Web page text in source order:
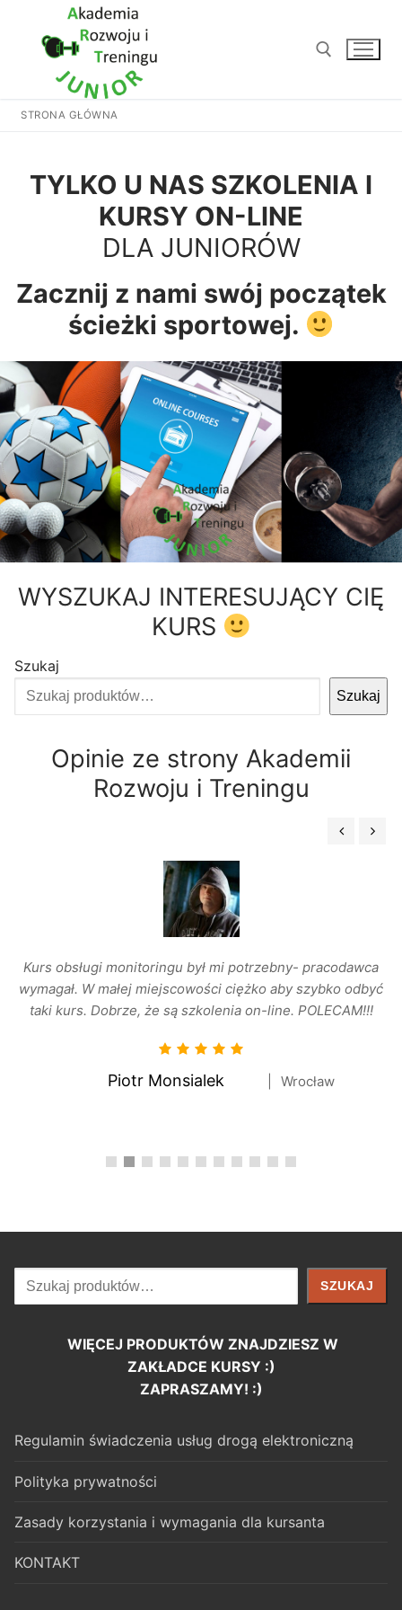
STRONA GŁÓWNA
TYLKO U NAS SZKOLENIA I
KURSY ON-LINE
DLA JUNIORÓW
Zacznij z nami swój początek
ścieżki sportowej.
WYSZUKAJ INTERESUJĄCY CIĘ
KURS
Szukaj
Szukaj
Opinie ze strony Akademii
Rozwoju i Treningu
Kurs obsługi monitoringu był mi potrzebny- pracodawca
wymagał. W małej miejscowości ciężko aby szybko odbyć
taki kurs. Dobrze, że są szkolenia on-line. POLECAM!!!
Piotr Monsialek Wrocław
Szukaj SZUKAJ
WIĘCEJ PRODUKTÓW ZNAJDZIESZ W
ZAKŁADCE KURSY :)
ZAPRASZAMY! :)
Regulamin świadczenia usług drogą elektroniczną
Polityka prywatności
Zasady korzystania i wymagania dla kursanta
KONTAKT